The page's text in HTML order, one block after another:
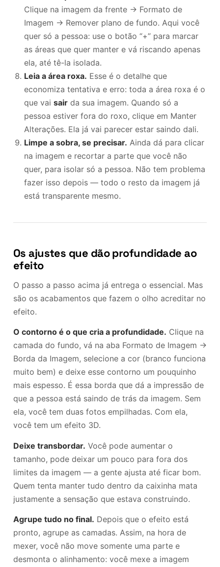
Clique na imagem da frente → Formato de
Imagem → Remover plano de fundo. Aqui você
quer só a pessoa: use o botão “+” para marcar
as áreas que quer manter e vá riscando apenas
ela, até tê-la isolada.
Leia a área roxa. Esse é o detalhe que
economiza tentativa e erro: toda a área roxa é o
que vaisair da sua imagem. Quando só a
pessoa estiver fora do roxo, clique em Manter
Alterações. Ela já vai parecer estar saindo dali.
Limpe a sobra, se precisar. Ainda dá para clicar
na imagem e recortar a parte que você não
quer, para isolar só a pessoa. Não tem problema
fazer isso depois — todo o resto da imagem já
está transparente mesmo.
Os ajustes que dão profundidade ao
efeito
O passo a passo acima já entrega o essencial. Mas
são os acabamentos que fazem o olho acreditar no
efeito.
O contorno é o que cria a profundidade. Clique na
camada do fundo, vá na aba Formato de Imagem →
Borda da Imagem, selecione a cor (branco funciona
muito bem) e deixe esse contorno um pouquinho
mais espesso. É essa borda que dá a impressão de
que a pessoa está saindo de trás da imagem. Sem
ela, você tem duas fotos empilhadas. Com ela,
você tem um efeito 3D.
Deixe transbordar. Você pode aumentar o
tamanho, pode deixar um pouco para fora dos
limites da imagem — a gente ajusta até ficar bom.
Quem tenta manter tudo dentro da caixinha mata
justamente a sensação que estava construindo.
Agrupe tudo no final. Depois que o efeito está
pronto, agrupe as camadas. Assim, na hora de
mexer, você não move somente uma parte e
desmonta o alinhamento: você mexe a imagem